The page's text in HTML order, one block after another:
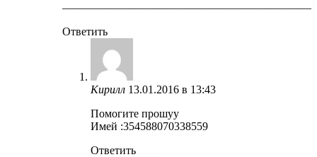
——————————————————————
Ответить
Кирилл 13.01.2016 в 13:43
Помогите прошуу
Имей :354588070338559
Ответить